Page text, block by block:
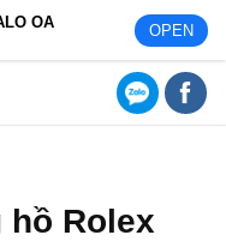
OA OPEN
hồ Rolex